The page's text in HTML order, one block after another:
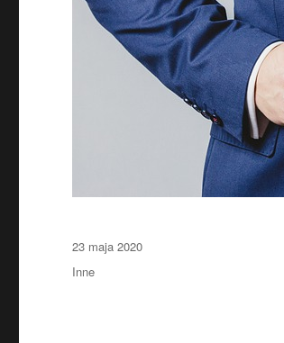
Data
publikacji
23 maja 2020
Kategorie
Inne